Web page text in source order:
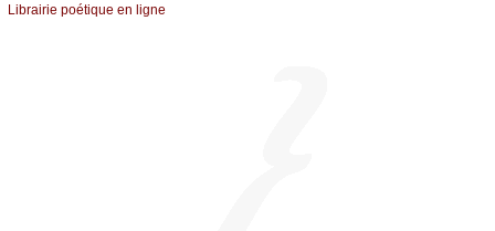
Librairiе pоétique en lignе